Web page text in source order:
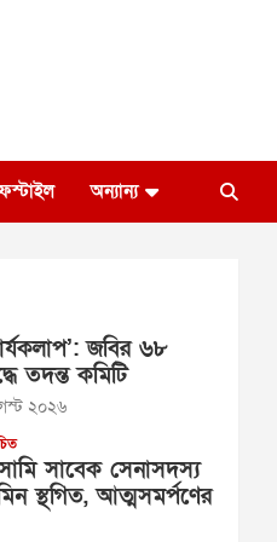
অন্যান্য
জবির ৬৮
তদন্ত কমিটি
২০২৬
সাবেক সেনাসদস্য
স্থগিত, আত্মসমর্পণের